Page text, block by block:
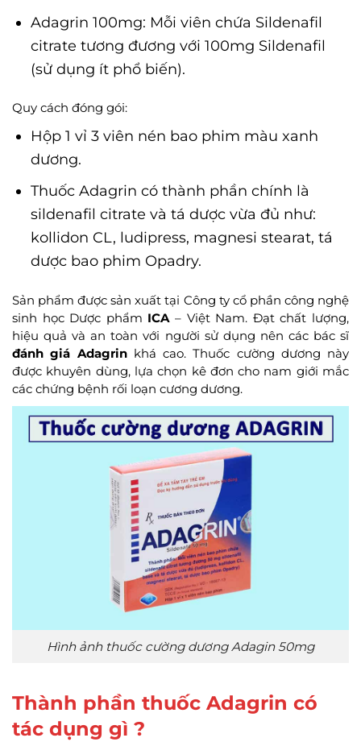
Adagrin 100mg: Mỗi viên chứa Sildenafil
citrate tương đương với 100mg Sildenafil
(sử dụng ít phổ biến).
Quy cách đóng gói:
Hộp 1 vỉ 3 viên nén bao phim màu xanh
dương.
Thuốc Adagrin có thành phần chính là
sildenafil citrate và tá dược vừa đủ như:
kollidon CL, ludipress, magnesi stearat, tá
dược bao phim Opadry.
Sản phẩm được sản xuất tại Công ty cổ phần công nghệ
sinh học Dược phẩm ICA – Việt Nam. Đạt chất lượng,
hiệu quả và an toàn với người sử dụng nên các bác sĩ
đánh giá Adagrinkhá cao. Thuốc cường dương này
được khuyên dùng, lựa chọn kê đơn cho nam giới mắc
các chứng bệnh rối loạn cương dương.
Hình ảnh thuốc cường dương Adagin 50mg
Thành phần thuốc Adagrin có
tác dụng gì ?